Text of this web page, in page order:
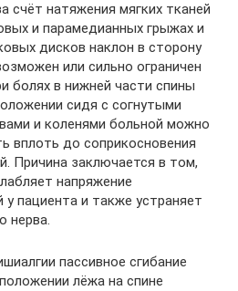
счёт натяжения мягких тканей
и парамедианных грыжах и
дисков наклон в сторону
или сильно ограничен
болях в нижней части спины
сидя с согнутыми
и коленями больной можно
вплоть до соприкосновения
Причина заключается в том,
напряжение
пациента и также устраняет
нерва.
пассивное сгибание
лёжа на спине